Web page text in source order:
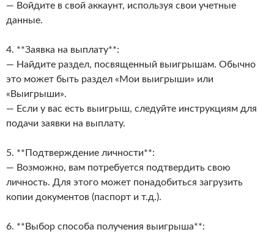
— Войдите в свой аккаунт, используя свои учетные
данные.
4. **Заявка на выплату**:
— Найдите раздел, посвященный выигрышам. Обычно
это может быть раздел «Мои выигрыши» или
«Выигрыши».
— Если у вас есть выигрыш, следуйте инструкциям для
подачи заявки на выплату.
5. **Подтверждение личности**:
— Возможно, вам потребуется подтвердить свою
личность. Для этого может понадобиться загрузить
копии документов (паспорт и т.д.).
6. **Выбор способа получения выигрыша**: